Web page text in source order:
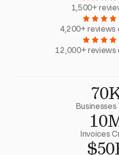
1,500+
4,200+ reviews
12,000+ reviews
Businesses
Invoices